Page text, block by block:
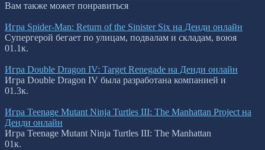
Вам также может понравиться
Игра Spider-Man: Return of the Sinister Six на Денди онлайн
Супергерой бегает по улицам, подвалам и складам, воюя
01.1к.
Игра Double Dragon IV: Target Renegade на Денди онлайн
Игра Double Dragon IV была разработана компанией и
01.3к.
Игра Teenage Mutant Ninja Turtles III: The Manhattan Project на
Денди онлайн
Игра Teenage Mutant Ninja Turtles III: The Manhattan
01к.